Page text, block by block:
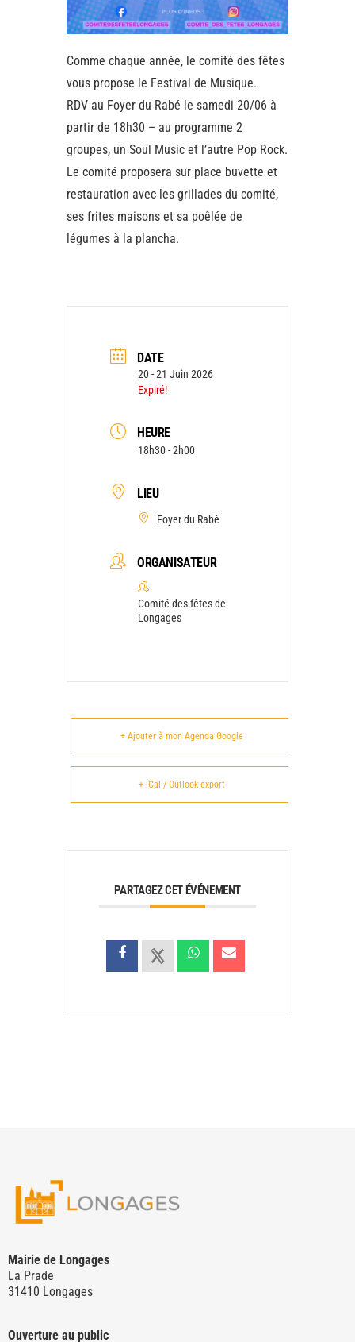
Comme chaque année, le comité des fêtes
vous propose le Festival de Musique.
RDV au Foyer du Rabé le samedi 20/06 à
partir de 18h30 – au programme 2
groupes, un Soul Music et l’autre Pop Rock.
Le comité proposera sur place buvette et
restauration avec les grillades du comité,
ses frites maisons et sa poêlée de
légumes à la plancha.
DATE
20 - 21 Juin 2026
Expiré!
HEURE
18h30 - 2h00
LIEU
Foyer du Rabé
ORGANISATEUR
Comité des fêtes de
Longages
+ Ajouter à mon Agenda Google
+ iCal / Outlook export
PARTAGEZ CET ÉVÉNEMENT
Mairie de Longages
La Prade
31410 Longages
Ouverture au public